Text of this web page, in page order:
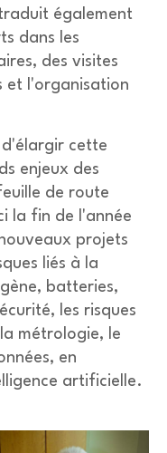
également
dans les
des visites
et l'organisation
cette
enjeux des
de route
la fin de l'année
projets
liés à la
batteries,
les risques
métrologie, le
en
artificielle.